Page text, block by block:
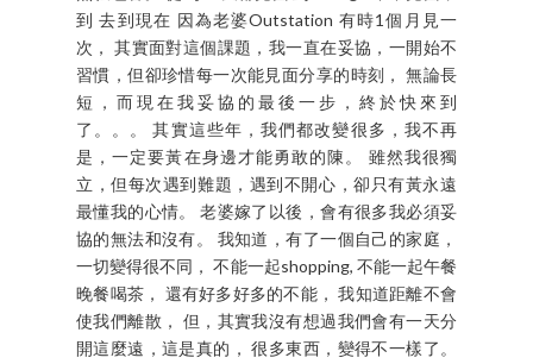
到 去到現在 因為老婆Outstation 有時1個月見一
次， 其實面對這個課題，我一直在妥協，一開始不
習慣，但卻珍惜每一次能見面分享的時刻， 無論長
短，而現在我妥協的最後一步，終於快來到
了。。。 其實這些年，我們都改變很多，我不再
是，一定要黃在身邊才能勇敢的陳。 雖然我很獨
立，但每次遇到難題，遇到不開心，卻只有黃永遠
最懂我的心情。 老婆嫁了以後，會有很多我必須妥
協的無法和沒有。 我知道，有了一個自己的家庭，
一切變得很不同， 不能一起shopping, 不能一起午餐
晚餐喝茶， 還有好多好多的不能， 我知道距離不會
使我們離散， 但，其實我沒有想過我們會有一天分
開這麼遠，這是真的， 很多東西，變得不一樣了。